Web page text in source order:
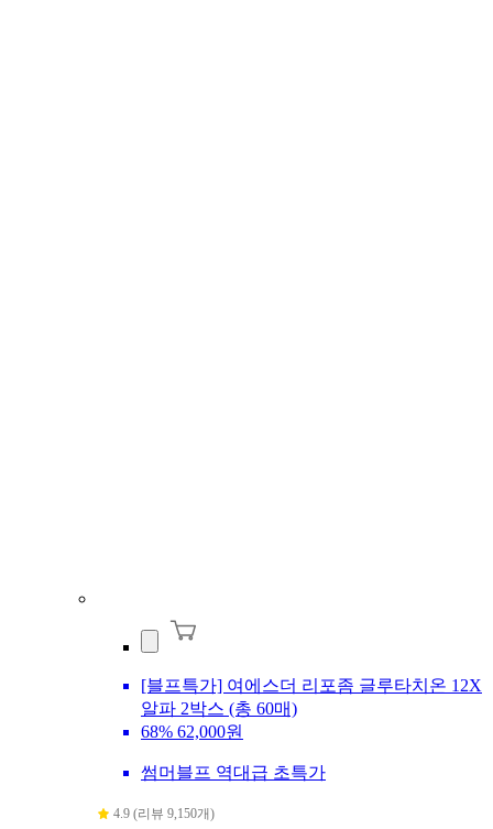
[블프특가] 여에스더 리포좀 글루타치온 12X
알파 2박스 (총 60매)
68% 62,000원
썸머블프 역대급 초특가
4.9 (리뷰 9,150개)